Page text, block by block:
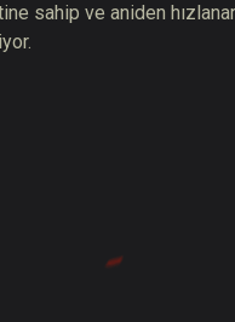
sahip ve aniden